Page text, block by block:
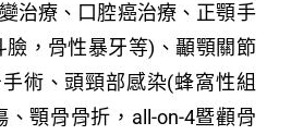
治療、口腔癌治療、正顎手
臉，骨性暴牙等)、顳顎關節
術、頭頸部感染(蜂窩性組
、顎骨骨折，all-on-4暨顴骨